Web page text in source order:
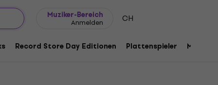
Muziker-Bereich
Anmelden CH
Record Store Day Editionen Plattenspieler Musik